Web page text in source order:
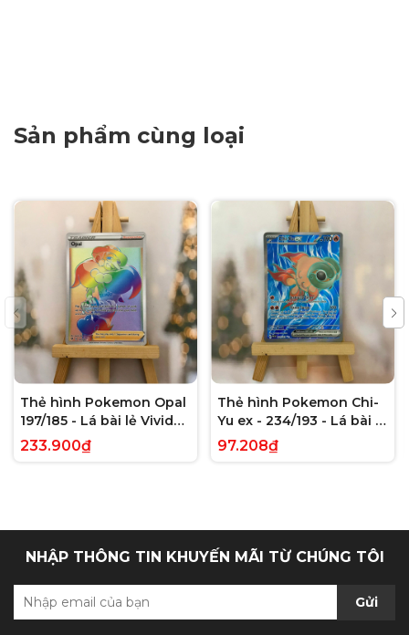
Sản phẩm cùng loại
Thẻ hình Pokemon Opal
197/185 - Lá bài lẻ Vivid
Voltage Hyper Rare tiếng
Anh chính hãng
233.900₫
Thẻ hình Pokemon Chi-
Yu ex - 234/193 - Lá bài lẻ
Paldea Evolved Full Art
Secret Rare tiếng Anh
97.208₫
NHẬP THÔNG TIN KHUYẾN MÃI TỪ CHÚNG TÔI
Gửi